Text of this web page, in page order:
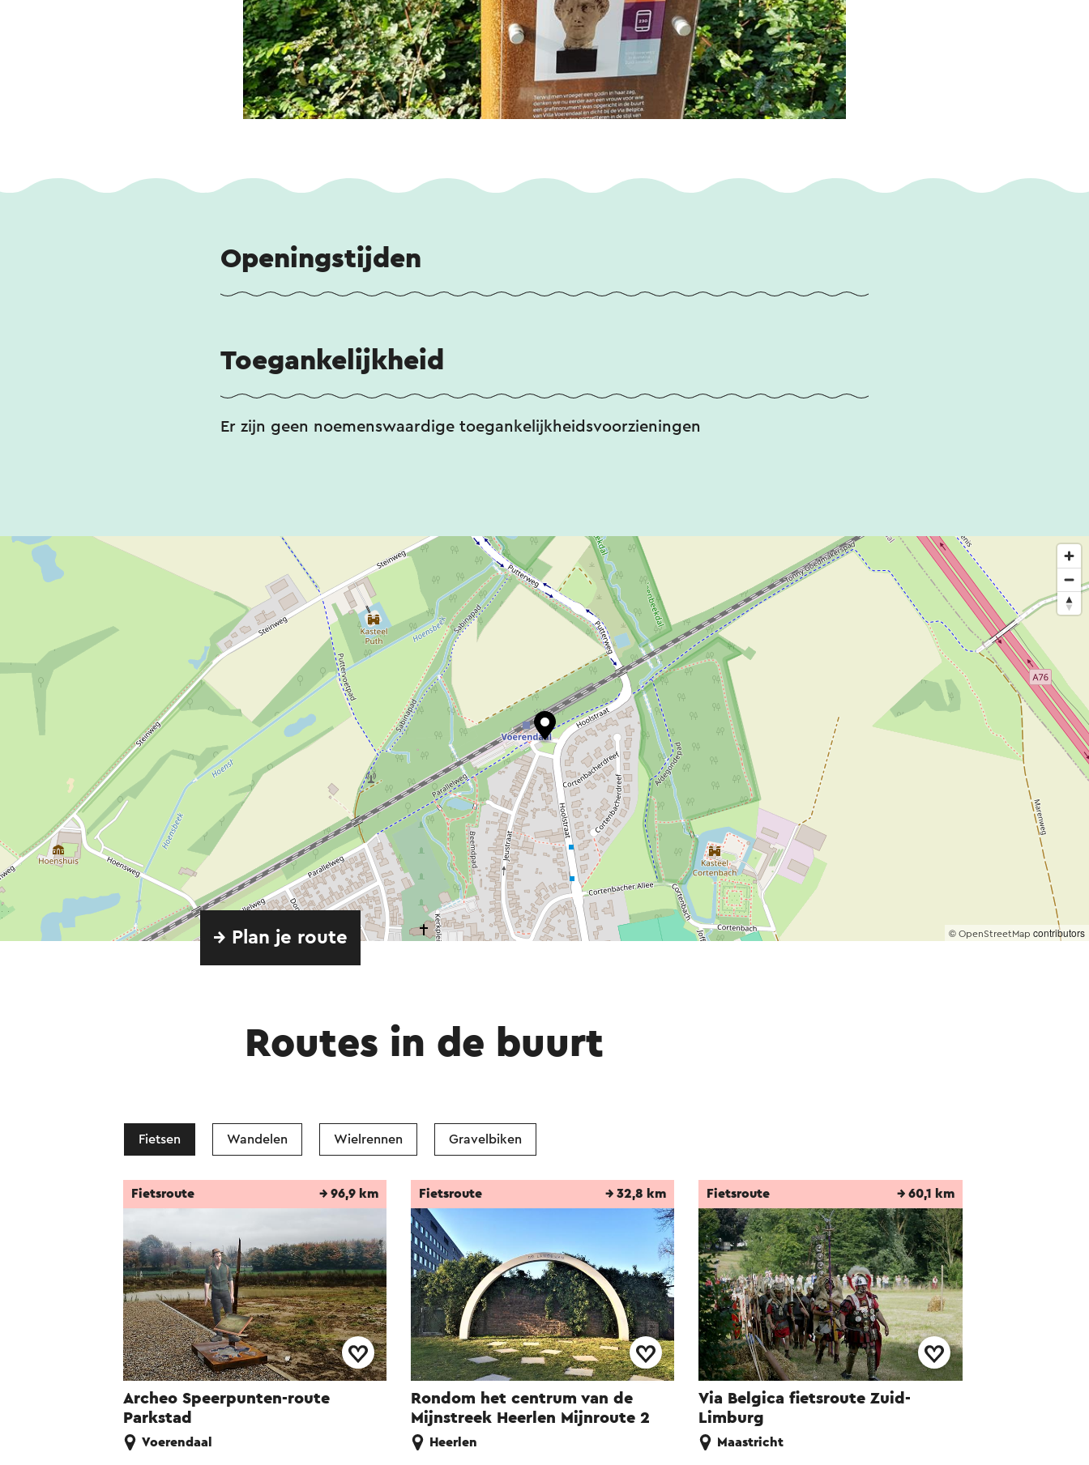
Openingstijden
Toegankelijkheid
Er zijn geen noemenswaardige toegankelijkheidsvoorzieningen
© OpenStreetMap contributors
→ Plan je route
Routes in de buurt
Fietsen Wandelen Wielrennen Gravelbiken
Archeo Speerpunten-route
Parkstad
Fietsroute → 96,9 km
Voerendaal
Rondom het centrum van de
Mijnstreek Heerlen Mijnroute 2
Fietsroute → 32,8 km
Heerlen
Via Belgica fietsroute Zuid-
Limburg
Fietsroute → 60,1 km
Maastricht